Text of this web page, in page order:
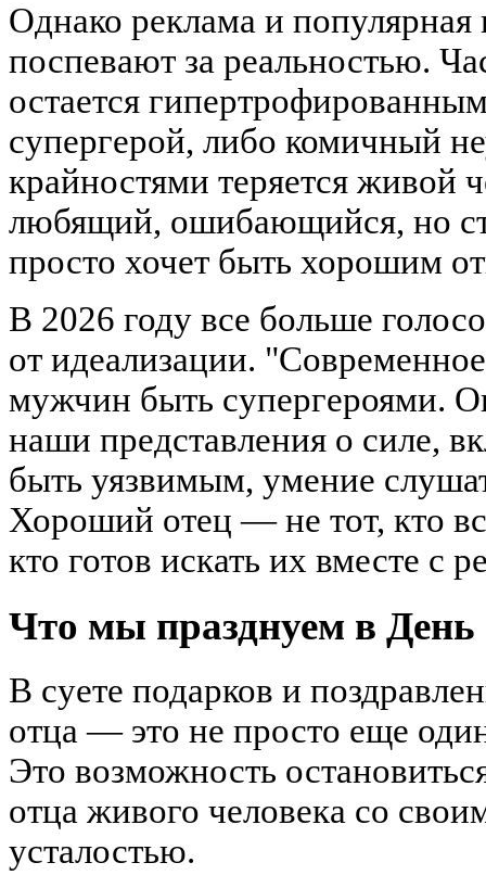
Однако реклама и популярная
поспевают за реальностью.
остается
супергерой, либо комичный
крайностями теряется живой
любящий, ошибающийся, но
просто хочет быть хорошим
В 2026 году все больше
от идеализации.
мужчин быть супергероями.
наши представления о силе,
быть уязвимым, умение
Хороший отец — не тот, кто
кто готов искать их вместе с
Что мы празднуем в День
В суете подарков и
отца — это не просто еще
Это возможность
отца живого человека со
усталостью.